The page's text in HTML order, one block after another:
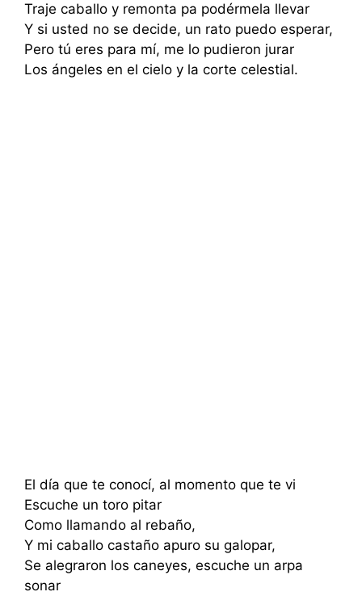
Traje caballo y remonta pa podérmela llevar
Y si usted no se decide, un rato puedo esperar,
Pero tú eres para mí, me lo pudieron jurar
Los ángeles en el cielo y la corte celestial.
El día que te conocí, al momento que te vi
Escuche un toro pitar
Como llamando al rebaño,
Y mi caballo castaño apuro su galopar,
Se alegraron los caneyes, escuche un arpa
sonar